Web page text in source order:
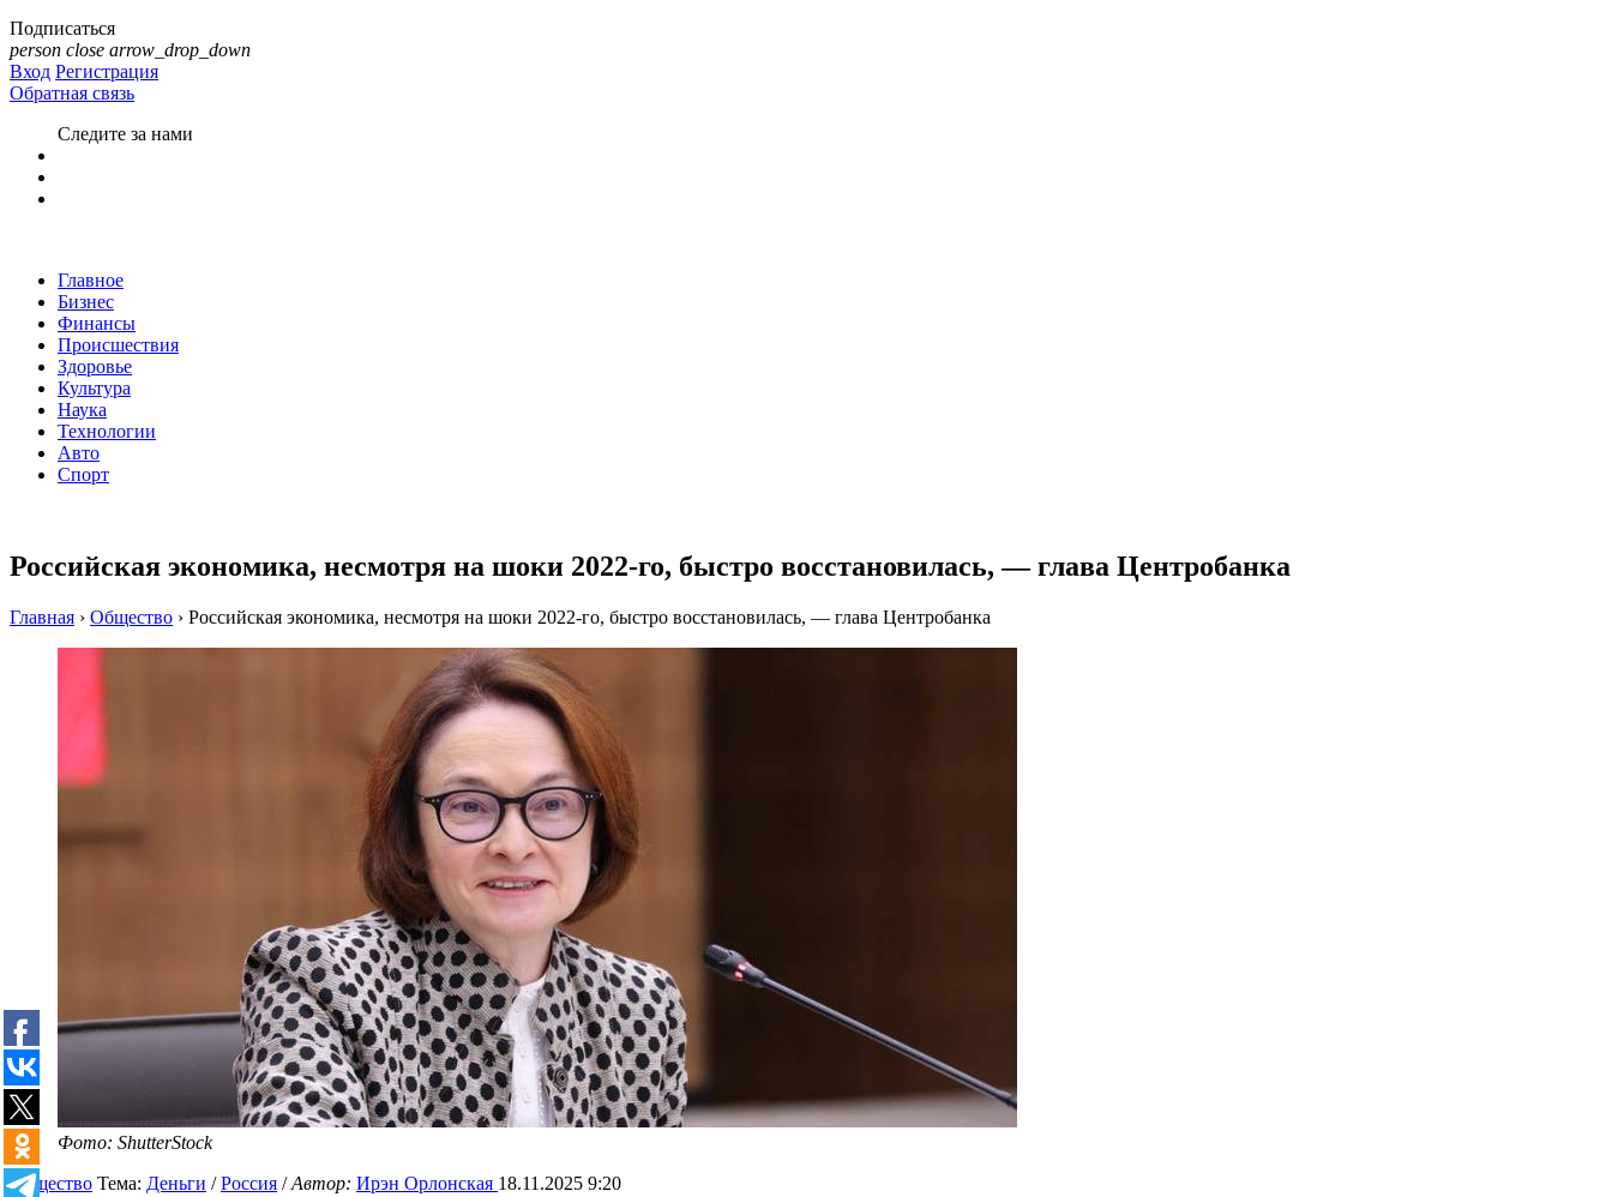
Подписаться
person close arrow_drop_down
Вход Регистрация
Обратная связь
Следите за нами
Главное
Бизнес
Финансы
Происшествия
Здоровье
Культура
Наука
Технологии
Авто
Спорт
Российская экономика, несмотря на шоки 2022-го, быстро восстановилась, — глава Центробанка
Главная › Общество › Российская экономика, несмотря на шоки 2022-го, быстро восстановилась, — глава Центробанка
Фото: ShutterStock
Общество Тема: Деньги /Россия /Автор: Ирэн Орлонская 18.11.2025 9:20